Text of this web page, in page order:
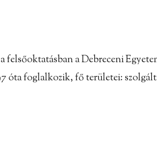
a Debreceni
foglalkozik, fő területei: